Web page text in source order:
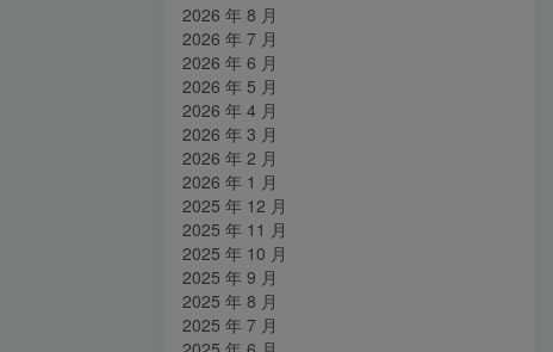
2026 年 8 月
2026 年 7 月
2026 年 6 月
2026 年 5 月
2026 年 4 月
2026 年 3 月
2026 年 2 月
2026 年 1 月
2025 年 12 月
2025 年 11 月
2025 年 10 月
2025 年 9 月
2025 年 8 月
2025 年 7 月